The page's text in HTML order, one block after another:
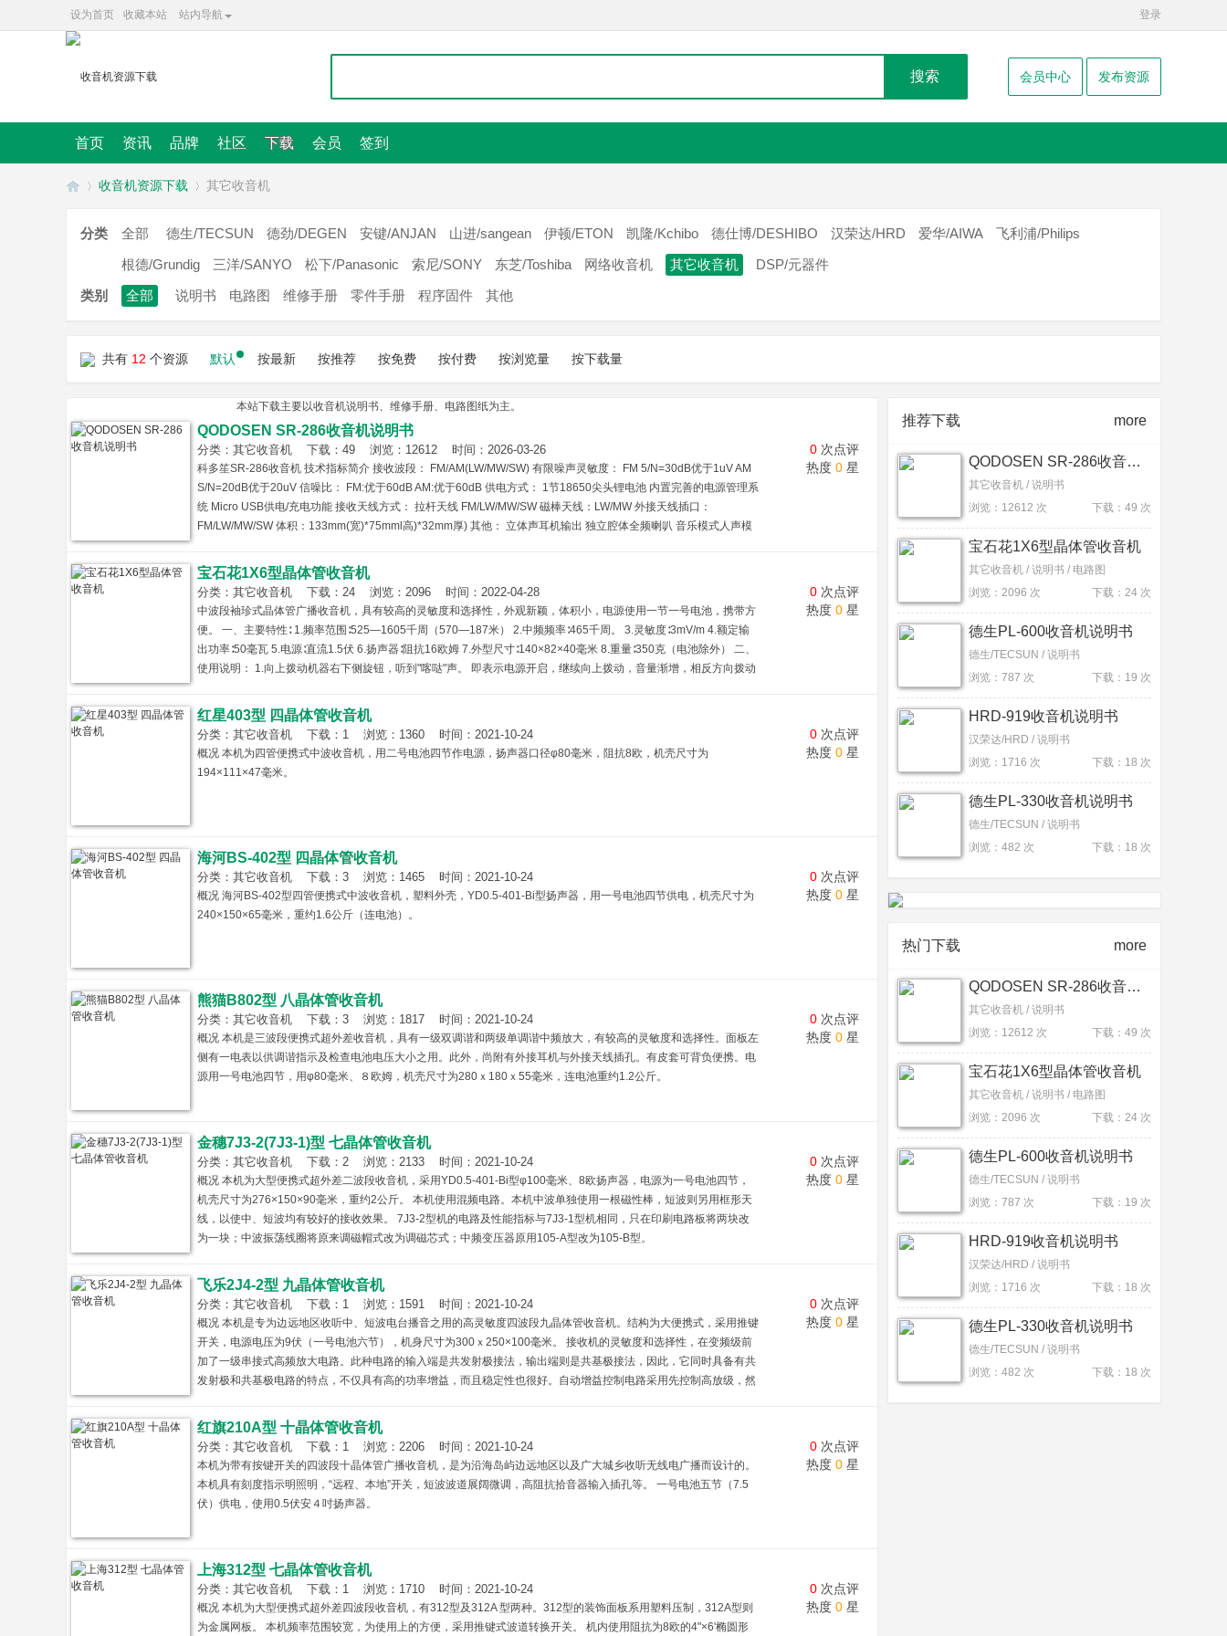
设为首页 收藏本站 站内导航 登录
搜索 会员中心 发布资源
首页 资讯 品牌 社区 下载 会员 签到
音
收音机资源下载
»
其它收音机
分类 全部 德生/TECSUN 德劲/DEGEN 安键/ANJAN 山进/sangean 伊顿/ETON 凯隆/Kchibo 德仕博/DESHIBO 汉荣达/HRD 爱华/AIWA
飞利浦/Philips
根德/Grundig
三洋/SANYO 松下/Panasonic 索尼/SONY 东芝/Toshiba 网络收音机 其它收音机
DSP/元器件
类别
全部 说明书 电路图 维修手册 零件手册 程序固件 其他
共有 12 个资源 默认 按最新 按推荐 按免费 按付费 按浏览量 按下载量
本站下载主要以收音机说明书、维修手册、电路图纸为主。
0 次点评
热度 0 星
QODOSEN SR-286收音机说明书
分类：其它收音机 下载：49 浏览：12612 时间：2026-03-26
科多笙SR-286收音机 技术指标简介 接收波段： FM/AM(LW/MW/SW) 有限噪声灵敏度： FM 5/N=30dB优于1uV AM
S/N=20dB优于20uV 信噪比： FM:优于60dB AM:优于60dB 供电方式： 1节18650尖头锂电池 内置完善的电源管理系
统 Micro USB供电/充电功能 接收天线方式： 拉杆天线 FM/LW/MW/SW 磁棒天线：LW/MW 外接天线插口：
FM/LW/MW/SW 体积：133mm(宽)*75mml高)*32mm厚) 其他： 立体声耳机输出 独立腔体全频喇叭 音乐模式人声模
0 次点评
热度 0 星
宝石花1X6型晶体管收音机
分类：其它收音机 下载：24 浏览：2096 时间：2022-04-28
中波段袖珍式晶体管广播收音机，具有较高的灵敏度和选择性，外观新颖，体积小，电源使用一节一号电池，携带方
便。 一、主要特性∶ 1.频率范围∶525—1605千周（570—187米） 2.中频频率∶465千周。 3.灵敏度∶3mV/m 4.额定输
出功率∶50毫瓦 5.电源∶直流1.5伏 6.扬声器∶阻抗16欧姆 7.外型尺寸∶140×82×40毫米 8.重量∶350克（电池除外） 二、
使用说明： 1.向上拨动机器右下侧旋钮，听到"喀哒"声。 即表示电源开启，继续向上拨动，音量渐增，相反方向拨动
用。
0 次点评
热度 0 星
红星403型 四晶体管收音机
分类：其它收音机 下载：1 浏览：1360 时间：2021-10-24
概况 本机为四管便携式中波收音机，用二号电池四节作电源，扬声器口径φ80毫米，阻抗8欧，机壳尺寸为
194×111×47毫米。
0 次点评
热度 0 星
海河BS-402型 四晶体管收音机
分类：其它收音机 下载：3 浏览：1465 时间：2021-10-24
概况 海河BS-402型四管便携式中波收音机，塑料外壳，YD0.5-401-Bi型扬声器，用一号电池四节供电，机壳尺寸为
240×150×65毫米，重约1.6公斤（连电池）。
0 次点评
热度 0 星
熊猫B802型 八晶体管收音机
分类：其它收音机 下载：3 浏览：1817 时间：2021-10-24
概况 本机是三波段便携式超外差收音机，具有一级双调谐和两级单调谐中频放大，有较高的灵敏度和选择性。面板左
侧有一电表以供调谐指示及检查电池电压大小之用。此外，尚附有外接耳机与外接天线插孔。有皮套可背负便携。电
源用一号电池四节，用φ80毫米、８欧姆，机壳尺寸为280ｘ180ｘ55毫米，连电池重约1.2公斤。
0 次点评
热度 0 星
金穗7J3-2(7J3-1)型 七晶体管收音机
分类：其它收音机 下载：2 浏览：2133 时间：2021-10-24
概况 本机为大型便携式超外差二波段收音机，采用YD0.5-401-Bi型φ100毫米、8欧扬声器，电源为一号电池四节，
机壳尺寸为276×150×90毫米，重约2公斤。 本机使用混频电路。本机中波单独使用一根磁性棒，短波则另用框形天
线，以使中、短波均有较好的接收效果。 7J3-2型机的电路及性能指标与7J3-1型机相同，只在印刷电路板将两块改
为一块；中波振荡线圈将原来调磁帽式改为调磁芯式；中频变压器原用105-A型改为105-B型。
0 次点评
热度 0 星
飞乐2J4-2型 九晶体管收音机
分类：其它收音机 下载：1 浏览：1591 时间：2021-10-24
概况 本机是专为边远地区收听中、短波电台播音之用的高灵敏度四波段九晶体管收音机。结构为大便携式，采用推键
开关，电源电压为9伏（一号电池六节），机身尺寸为300ｘ250×100毫米。 接收机的灵敏度和选择性，在变频级前
加了一级串接式高频放大电路。此种电路的输入端是共发射极接法，输出端则是共基极接法，因此，它同时具备有共
发射极和共基极电路的特点，不仅具有高的功率增益，而且稳定性也很好。自动增益控制电路采用先控制高放级，然
0 次点评
热度 0 星
红旗210A型 十晶体管收音机
分类：其它收音机 下载：1 浏览：2206 时间：2021-10-24
本机为带有按键开关的四波段十晶体管广播收音机，是为沿海岛屿边远地区以及广大城乡收听无线电广播而设计的。
本机具有刻度指示明照明，“远程、本地”开关，短波波道展阔微调，高阻抗拾音器输入插孔等。 一号电池五节（7.5
伏）供电，使用0.5伏安４吋扬声器。
0 次点评
热度 0 星
上海312型 七晶体管收音机
分类：其它收音机 下载：1 浏览：1710 时间：2021-10-24
概况 本机为大型便携式超外差四波段收音机，有312型及312A 型两种。312型的装饰面板系用塑料压制，312A型则
为金属网板。 本机频率范围较宽，为使用上的方便，采用推键式波道转换开关。 机内使用阻抗为8欧的4"×6'椭圆形
推荐下载 more
QODOSEN SR-286收音机说明书
其它收音机 / 说明书
浏览：12612 次
下载：49 次
宝石花1X6型晶体管收音机
其它收音机 / 说明书 / 电路图
浏览：2096 次
下载：24 次
德生PL-600收音机说明书
德生/TECSUN / 说明书
浏览：787 次
下载：19 次
HRD-919收音机说明书
汉荣达/HRD / 说明书
浏览：1716 次
下载：18 次
德生PL-330收音机说明书
德生/TECSUN / 说明书
浏览：482 次
下载：18 次
热门下载 more
QODOSEN SR-286收音机说明书
其它收音机 / 说明书
浏览：12612 次
下载：49 次
宝石花1X6型晶体管收音机
其它收音机 / 说明书 / 电路图
浏览：2096 次
下载：24 次
德生PL-600收音机说明书
德生/TECSUN / 说明书
浏览：787 次
下载：19 次
HRD-919收音机说明书
汉荣达/HRD / 说明书
浏览：1716 次
下载：18 次
德生PL-330收音机说明书
德生/TECSUN / 说明书
浏览：482 次
下载：18 次